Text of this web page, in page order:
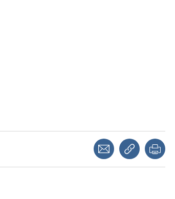
Dela via mejlKopiera länk